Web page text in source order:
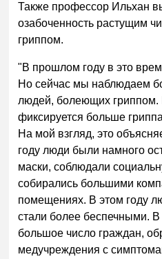
Также профессор Ильхан
озабоченность растущим
гриппом.
"В прошлом году в это
Но сейчас мы наблюдаем
людей, болеющих гриппом.
фиксируется больше
На мой взгляд, это
году люди были намного
маски, соблюдали
собирались большими
помещениях. В этом году
стали более беспечными.
большое число граждан,
медучреждения с